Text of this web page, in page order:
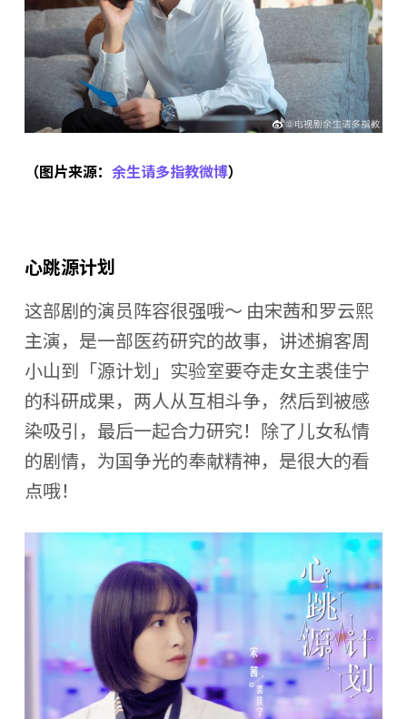
（图片来源： 余生请多指教微博）
心跳源计划
这部剧的演员阵容很强哦～ 由宋茜和罗云熙
主演，是一部医药研究的故事，讲述掮客周
小山到「源计划」实验室要夺走女主裘佳宁
的科研成果，两人从互相斗争，然后到被感
染吸引，最后一起合力研究！除了儿女私情
的剧情，为国争光的奉献精神，是很大的看
点哦！